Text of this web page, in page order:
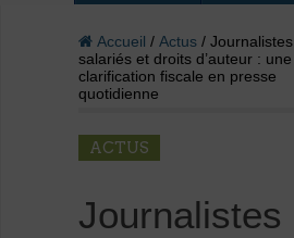
Accueil / Actus/ Journalistes
salariés et droits d’auteur : une
clarification fiscale en presse
quotidienne
ACTUS
Journalistes